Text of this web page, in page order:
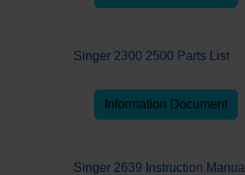
Singer 2300 2500 Parts List
Information Document
Singer 2639 Instruction Manual